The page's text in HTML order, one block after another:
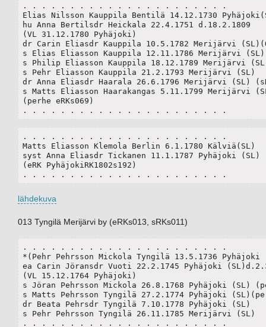
. . . . . . . . . . . . . . . . . . . . . .
Elias Nilsson Kauppila Bentilä 14.12.1730
hu Anna Bertilsdr Heickala 22.4.1751 d.18.2.1809
(VL 31.12.1780 Pyhäjoki)
dr Carin Eliasdr Kauppila 10.5.1782 Merijärvi
s Elias Eliasson Kauppila 12.11.1786 Merijärvi
s Philip Eliasson Kauppila 18.12.1789 Merijärvi
s Pehr Eliasson Kauppila 21.2.1793 Merijärvi (SL)
dr Anna Eliasdr Haarala 26.6.1796 Merijärvi (SL)
s Matts Eliasson Haarakangas 5.11.1799 Merijärvi
(perhe eRKs069)
. . . . . . . . . . . . . . . . . . . . . .
. . . . . . . . . . . . . . . . . . . . . .
Matts Eliasson Klemola Berlin 6.1.1780 Kälviä(SL)
syst Anna Eliasdr Tickanen 11.1.1787 Pyhäjoki (SL)
(eRK PyhäjokiRK1802s192)
. . . . . . . . . . . . . . . . . . . . . .
lähdekuva
013 Tyngilä Merijärvi by (eRKs013, sRKs011)
. . . . . . . . . . . . . . . . . . . . . .
*(Pehr Pehrsson Mickola Tyngilä 13.5.1736 Pyhäjoki
ea Carin Jöransdr Vuoti 22.2.1745 Pyhäjoki
(VL 15.12.1764 Pyhäjoki)
s Jöran Pehrsson Mickola 26.8.1768 Pyhäjoki (SL)
s Matts Pehrsson Tyngilä 27.2.1774 Pyhäjoki
dr Beata Pehrsdr Tyngilä 7.10.1778 Pyhäjoki (SL)
s Pehr Pehrsson Tyngilä 26.11.1785 Merijärvi (SL)
. . . . . . . . . . . . . . . . . . . . . .